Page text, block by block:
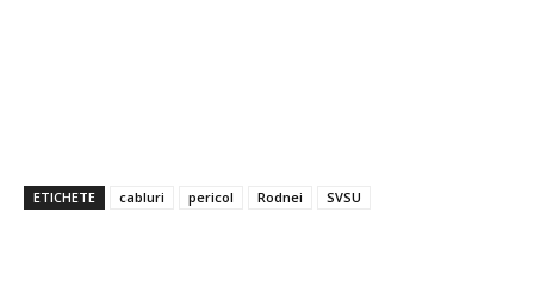
ETICHETE cabluri pericol Rodnei SVSU